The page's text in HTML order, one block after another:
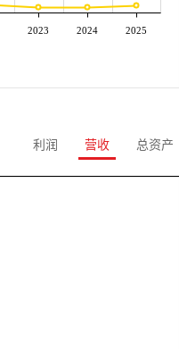
2023 2024 2025
利润 营收 总资产